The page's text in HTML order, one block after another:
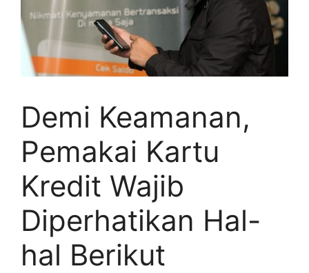
Demi Keamanan,
Pemakai Kartu
Kredit Wajib
Diperhatikan Hal-
hal Berikut